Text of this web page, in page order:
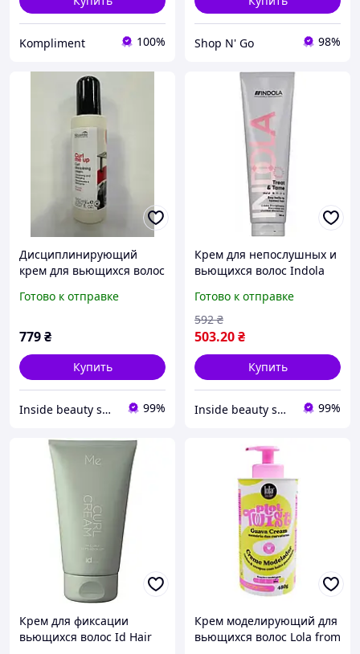
Kompliment 100% Shop N' Go 98%
Дисциплинирующий
крем для вьющихся волос
Disciplining Cream 150 мл
Готово к отправке
779₴
Купить
Inside beauty shop 99%
Крем для непослушных и
вьющихся волос Indola
150 мл original
Готово к отправке
503.20₴
592 ₴
Купить
Inside beauty shop 99%
Крем для фиксации
вьющихся волос Id Hair
Крем моделирующий для
вьющихся волос Lola from